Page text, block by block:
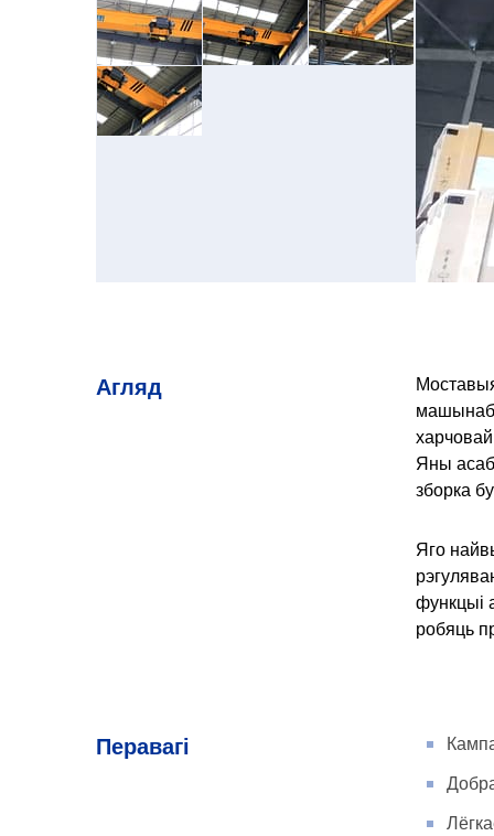
Агляд
Яны
зборка
Яго
функцыі
робяць
Перавагі